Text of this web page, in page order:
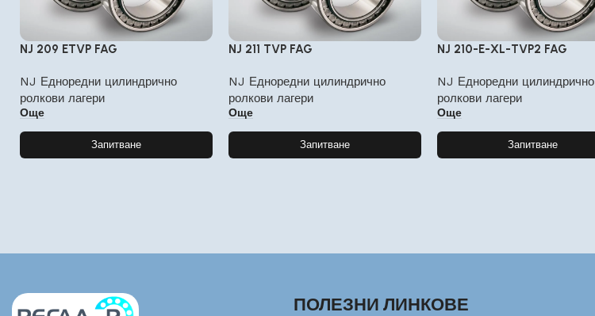
NJ 209 ETVP FAG
NJ Едноредни цилиндрично
ролкови лагери
Още
Запитване
NJ 211 TVP FAG
NJ Едноредни цилиндрично
ролкови лагери
Още
Запитване
NJ 210-E-XL-TVP2 FAG
NJ Едноредни цилиндрично
ролкови лагери
Още
Запитване
ПОЛЕЗНИ ЛИНКОВЕ